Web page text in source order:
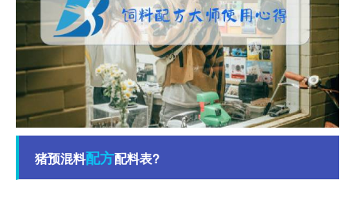
猪预混料配方配料表?